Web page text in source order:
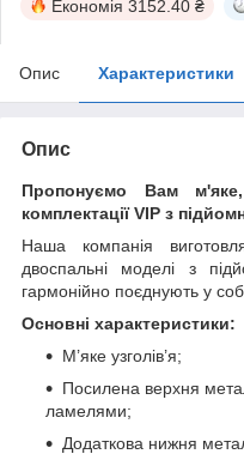
Економія 3152.40 ₴
Опис Характеристики
Опис
Пропонуємо Вам
комплектації VIP з
Наша компанія
двоспальні моделі з
гармонійно поєднують у
Основні характеристики:
М’яке узголів’я;
Посилена верхня
ламелями;
Додаткова нижня